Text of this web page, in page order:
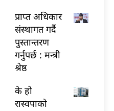
प्राप्त अधिकार
संस्थागत गर्दै
पुस्तान्तरण
गर्नुपर्छ : मन्त्री
श्रेष्ठ
के हो
रास्वपाको